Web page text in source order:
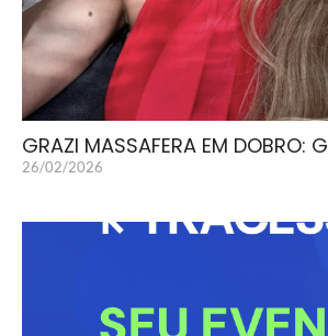
GRAZI MASSAFERA EM DOBRO:
26/02/2026